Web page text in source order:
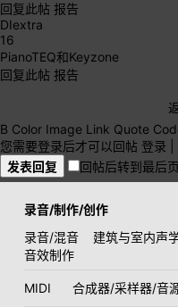
回复此帖 报告
DIextra
16
PianoTEQ和Keyzone
回复此帖 报告
B Color Image Link Quote
您需要登录后才可以回帖 登录
发表回复 回帖后转到最后页
录音/制作/创作
录音/混音
建筑与室内声
音效制作
MIDI 合成器/采样器/音